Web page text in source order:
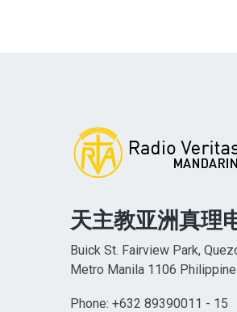
天主教亚洲真理
Buick St. Fairview Park,
Metro Manila 1106
Phone: +632 89390011 - 15